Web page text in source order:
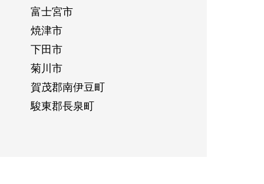
富士宮市
焼津市
下田市
菊川市
賀茂郡南伊豆町
駿東郡長泉町